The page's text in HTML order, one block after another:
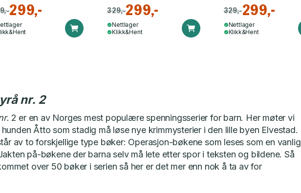
299,- 329,-299,-
Nettlager
Klikk&Hent
329,-299,-
Nettlager
Klikk&Hent
nr. 2
2 er en av Norges mest populære spenningsserier for barn. Her møter vi
Åtto som stadig må løse nye krimmysterier i den lille byen Elvestad.
av to forskjellige type bøker: Operasjon-bøkene som leses som en vanlig
på-bøkene der barna selv må lete etter spor i teksten og bildene. Så
over 50 bøker i serien så her er det mer enn nok å ta av for